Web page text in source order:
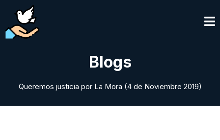
Blogs
Queremos justicia por La Mora (4 de Noviembre 2019)